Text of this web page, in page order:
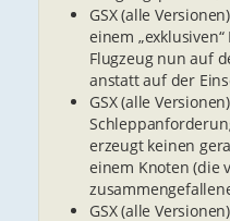
GSX (alle
einem
Flugzeug nun auf
anstatt auf der
GSX (alle
erzeugt keinen
einem Knoten (die
GSX (alle